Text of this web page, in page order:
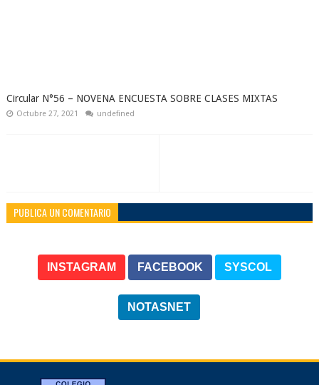
Circular N°56 – NOVENA ENCUESTA SOBRE CLASES MIXTAS
Octubre 27, 2021 undefined
PUBLICA UN COMENTARIO
INSTAGRAM FACEBOOK SYSCOL
NOTASNET